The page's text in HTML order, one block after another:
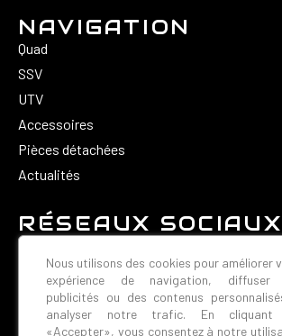
NAVIGATION
Quad
SSV
UTV
Accessoires
Pièces détachées
Actualités
RÉSEAUX SOCIAUX
CONTACT
Nous utilisons des cookies pour améliorer
expérience de navigation, diffuser
publicités ou des contenus
analyser notre trafic. En cliquant
«Accepter», vous consentez à notre